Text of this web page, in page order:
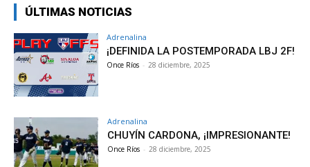
ÚLTIMAS NOTICIAS
Adrenalina
¡DEFINIDA LA POSTEMPORADA LBJ 2F!
Once Ríos - 28 diciembre, 2025
Adrenalina
CHUYÍN CARDONA, ¡IMPRESIONANTE!
Once Ríos - 28 diciembre, 2025